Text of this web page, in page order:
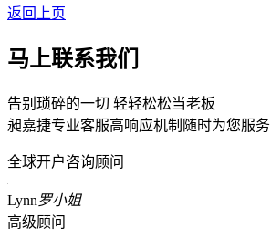
返回上页
马上联系我们
告别琐碎的一切 轻轻松松当老板
昶嘉捷专业客服高响应机制随时为您服务
全球开户咨询顾问
Lynn罗小姐
高级顾问